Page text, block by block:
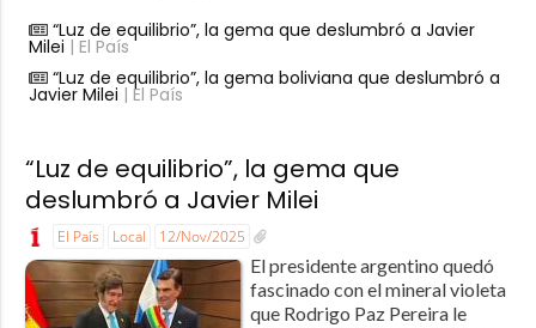
“Luz de equilibrio”, la gema que deslumbró a Javier
Milei | El País
“Luz de equilibrio”, la gema boliviana que deslumbró a
Javier Milei | El País
“Luz de equilibrio”, la gema que
deslumbró a Javier Milei
El País Local 12/Nov/2025
El presidente argentino quedó
fascinado con el mineral violeta
que Rodrigo Paz Pereira le